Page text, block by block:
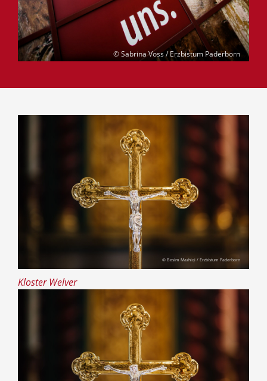
© Sabrina Voss / Erzbistum Paderborn
© Besim Mazhiqi / Erzbistum Paderborn
Kloster Welver